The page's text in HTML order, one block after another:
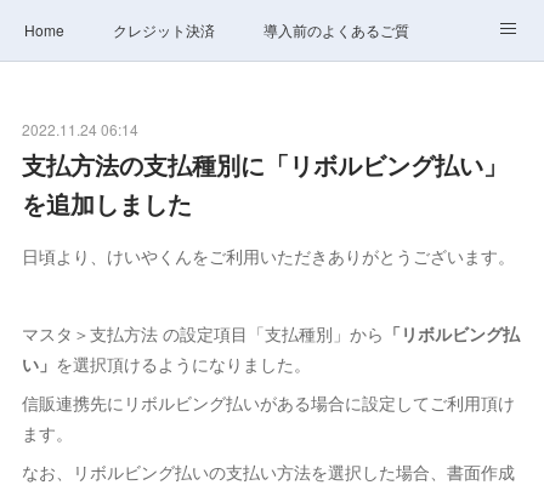
Home クレジット決済 導入前のよくあるご質問
2022.11.24 06:14
支払方法の支払種別に「リボルビング払い」
を追加しました
日頃より、けいやくんをご利用いただきありがとうございます。
マスタ＞支払方法 の設定項目「支払種別」から 「リボルビング払
い」 を選択頂けるようになりました。
信販連携先にリボルビング払いがある場合に設定してご利用頂け
ます。
なお、リボルビング払いの支払い方法を選択した場合、書面作成